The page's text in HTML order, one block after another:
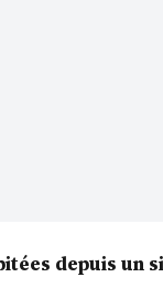
depuis un